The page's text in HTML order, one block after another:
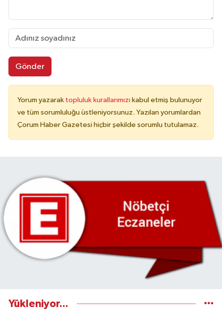
Gönder
Yorum yazarak topluluk kurallarımızı kabul etmiş bulunuyor
ve tüm sorumluluğu üstleniyorsunuz. Yazılan yorumlardan
Çorum Haber Gazetesi hiçbir şekilde sorumlu tutulamaz.
Yükleniyor...